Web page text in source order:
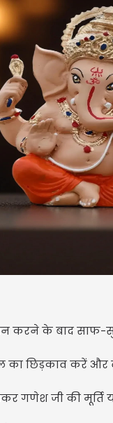
करने के बाद साफ-
छिड़काव करें और
गणेश जी की मूर्ति